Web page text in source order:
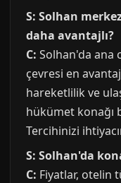
S: Solhan
daha avantajlı?
C: Solhan'da ana
çevresi en
hareketlilik ve
hükümet konağı
Tercihinizi
S: Solhan'da
C: Fiyatlar, otelin